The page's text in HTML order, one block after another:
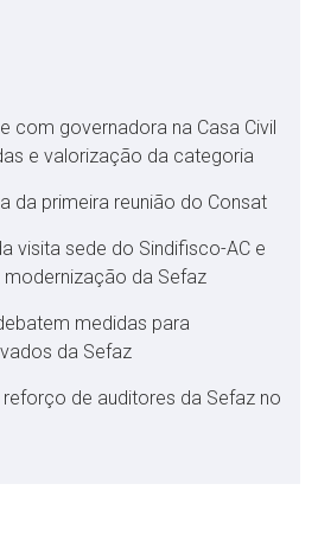
com governadora na Casa Civil
e valorização da categoria
da primeira reunião do Consat
visita sede do Sindifisco-AC e
da Sefaz
medidas para
da Sefaz
de auditores da Sefaz no